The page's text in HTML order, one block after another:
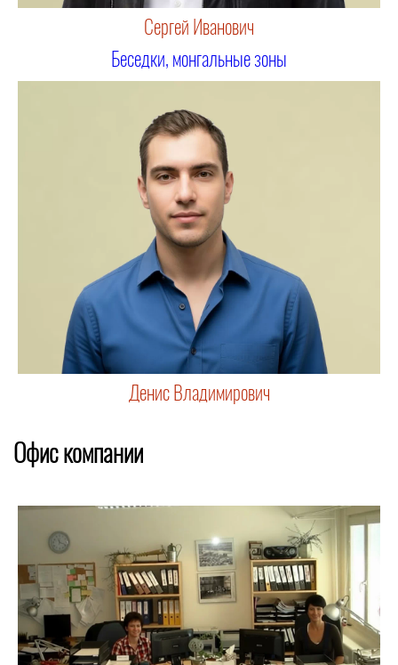
Сергей Иванович
Беседки, монгальные зоны
Денис Владимирович
Офис компании